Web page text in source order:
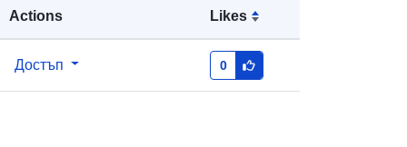
Actions Likes
Достъп 0
4acd-b07b-dde4c7d6a12a
http://data.europa.eu/88u/dataset/fr-
120066022-srv-66b48b85-82c6-
4592-9435-4ec627a16705